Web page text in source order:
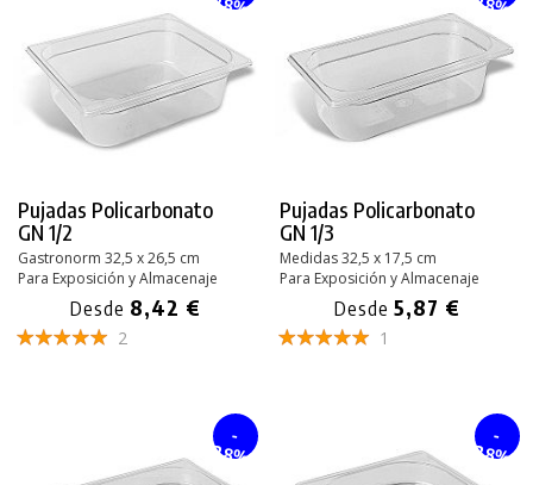
28%
Pujadas Policarbonato
GN 1/2
Gastronorm 32,5 x 26,5 cm
Para Exposición y Almacenaje
Desde 8,42 €
2
28%
Pujadas Policarbonato
GN 1/3
Medidas 32,5 x 17,5 cm
Para Exposición y Almacenaje
Desde 5,87 €
1
-
28%
-
28%